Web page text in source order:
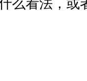
么看法，或